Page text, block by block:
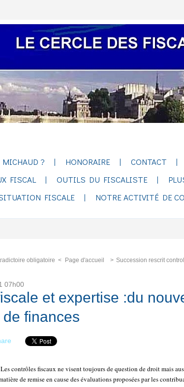
? HONORAIRE CONTACT
FISCAL
OUTILS DU FISCALISTE
FISCALE
NOTRE ACTIVITÉ DE
obligatoire Page d'accueil Succession rescrit
07h00
et expertise :du
finances
Les contrôles fiscaux ne visent toujours de question de droit mais
de remise en cause des évaluations proposées par les